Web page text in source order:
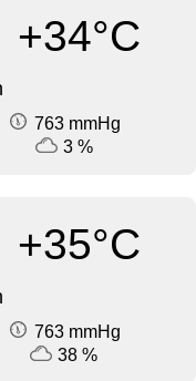
+34°C
763 mmHg
3 %
+35°C
763 mmHg
38 %